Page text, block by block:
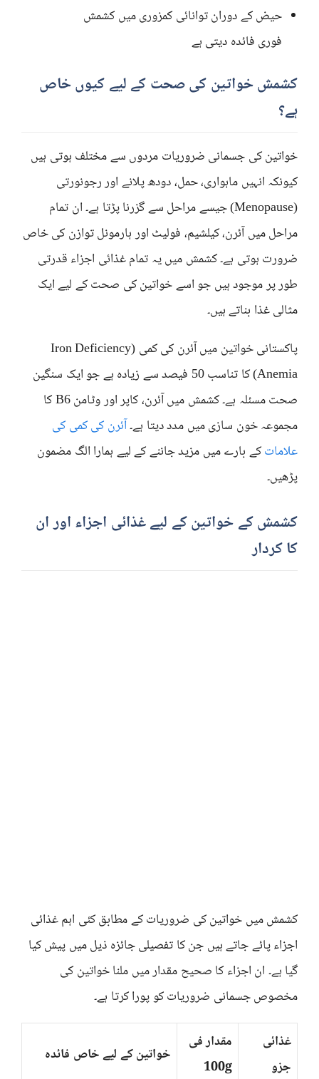
حیض کے دوران توانائی کمزوری میں کشمش
فوری فائدہ دیتی ہے
کشمش خواتین کی صحت کے لیے کیوں خاص
ہے؟
خواتین کی جسمانی ضروریات مردوں سے مختلف ہوتی ہیں
کیونکہ انہیں ماہواری، حمل، دودھ پلانے اور رجونورتی
(Menopause) جیسے مراحل سے گزرنا پڑتا ہے۔ ان تمام
مراحل میں آئرن، کیلشیم، فولیٹ اور ہارمونل توازن کی خاص
ضرورت ہوتی ہے۔ کشمش میں یہ تمام غذائی اجزاء قدرتی
طور پر موجود ہیں جو اسے خواتین کی صحت کے لیے ایک
مثالی غذا بناتے ہیں۔
پاکستانی خواتین میں آئرن کی کمی (Iron Deficiency
Anemia) کا تناسب 50 فیصد سے زیادہ ہے جو ایک سنگین
صحت مسئلہ ہے۔ کشمش میں آئرن، کاپر اور وٹامن B6 کا
مجموعہ خون سازی میں مدد دیتا ہے۔آئرن کی کمی کی
علاماتکے بارے میں مزید جاننے کے لیے ہمارا الگ مضمون
پڑھیں۔
کشمش کے خواتین کے لیے غذائی اجزاء اور ان
کا کردار
کشمش میں خواتین کی ضروریات کے مطابق کئی اہم غذائی
اجزاء پائے جاتے ہیں جن کا تفصیلی جائزہ ذیل میں پیش کیا
گیا ہے۔ ان اجزاء کا صحیح مقدار میں ملنا خواتین کی
مخصوص جسمانی ضروریات کو پورا کرتا ہے۔
غذائی
جزو
مقدار فی
100g
خواتین کے لیے خاص فائدہ